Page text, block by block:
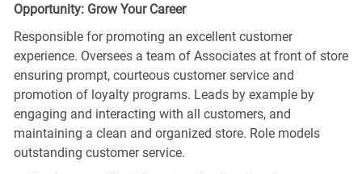
Opportunity: Grow Your Career
Responsible for promoting an excellent customer
experience. Oversees a team of Associates at front of store
ensuring prompt, courteous customer service and
promotion of loyalty programs. Leads by example by
engaging and interacting with all customers, and
maintaining a clean and organized store. Role models
outstanding customer service.